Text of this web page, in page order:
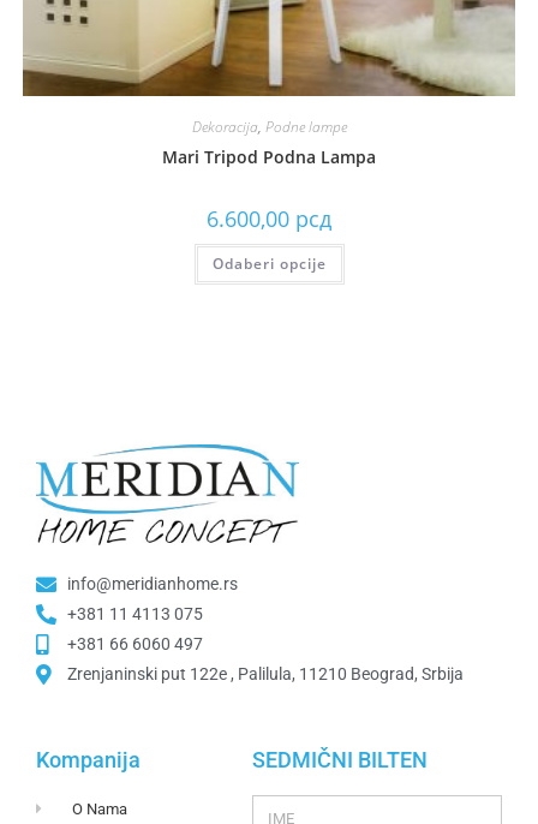
Dekoracija, Podne lampe
Mari Tripod Podna Lampa
6.600,00 рсд
Odaberi opcije
info@meridianhome.rs
+381 11 4113 075
+381 66 6060 497
Zrenjaninski put 122e , Palilula, 11210 Beograd, Srbija
Kompanija
O Nama
SEDMIČNI BILTEN